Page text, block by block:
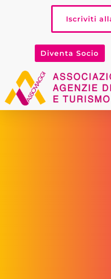
Iscriviti
Diventa Socio